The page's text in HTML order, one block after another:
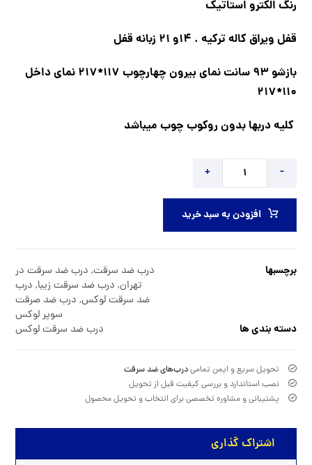
رنگ الکترو استاتیک
قفل ویراق کاله ترکیه . 14و 21 زبانه قفل
بازشو 93 سانت نمای بیرون چهارچوب 117*217 نمای داخل
110*217
کلیه دربها بدون روکوب چوب میباشد
-
+
افزودن به سبد خرید
برچسبها درب ضد سرقت, درب ضد سرقت در
تهران, درب ضد سرقت زیبا, درب
ضد سرقت لوکس, درب ضد صرقت
سوپر لوکس
دسته بندی ها
درب ضد سرقت لوکس
تحویل سریع و ایمن تمامیدرب‌های ضد سرقت
نصب استاندارد و بررسی کیفیت قبل از تحویل
پشتیبانی و مشاوره تخصصی برای انتخاب و تحویل محصول